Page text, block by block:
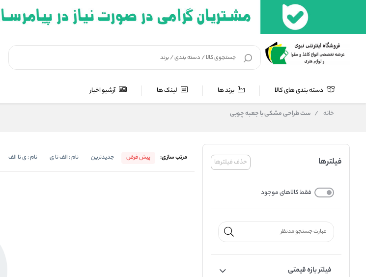
دسته بندی های کالا برند ها لینک ها آرشیو اخبار
خانه / ست طراحی مشکی با جعبه چوبی
حذف فیلترها فیلترها
فقط کالاهای موجود
فیلتر بازه قیمتی
مرتب سازی: پیش فرض جدیدترین نام : الف تا ی نام : ی تا الف